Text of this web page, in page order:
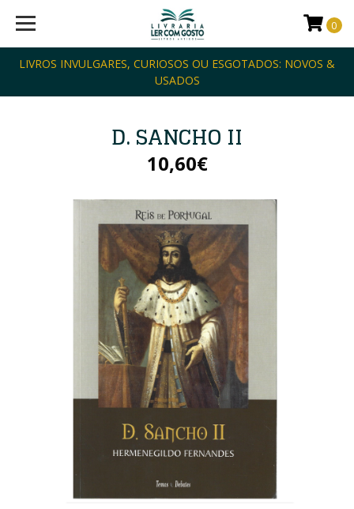
LIVROS INVULGARES, CURIOSOS OU ESGOTADOS: NOVOS &
USADOS
0
D. SANCHO II
10,60€